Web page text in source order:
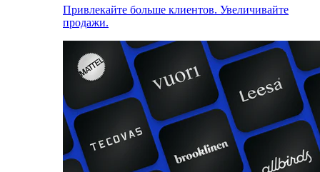
Привлекайте больше клиентов. Увеличивайте
продажи.